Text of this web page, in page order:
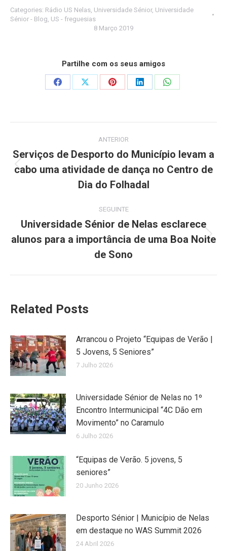
Categories: Rádio US Nelas, Universidade Sénior, Universidade
Sénior - Blog, US - freguesias
8 Março 2019
Partilhe com os seus amigos
Share
Share
Share
Share
Share
navigation
ANTERIOR
Previous
post:
Serviços de Desporto do Município levam a
cabo uma atividade de dança no Centro de
Dia do Folhadal
SEGUINTE
Next
post:
Universidade Sénior de Nelas esclarece
alunos para a importância de uma Boa Noite
de Sono
Related Posts
Arrancou o Projeto “Equipas de Verão |
5 Jovens, 5 Seniores”
7 Julho 2026
Universidade Sénior de Nelas no 1º
Encontro Intermunicipal “4C Dão em
Movimento” no Caramulo
6 Julho 2026
“Equipas de Verão. 5 jovens, 5
seniores”
20 Junho 2026
Desporto Sénior | Município de Nelas
em destaque no WAS Summit 2026
24 Abril 2026